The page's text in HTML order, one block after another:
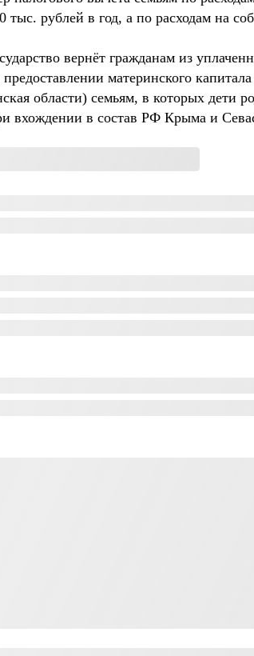
тыс. рублей в год, а по расходам на
вернёт гражданам из
материнского
области) семьям, в которых дети
вхождении в состав РФ Крыма и